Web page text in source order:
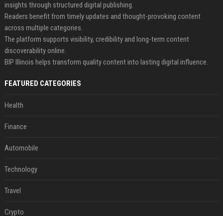
insights through structured digital publishing.
Readers benefit from timely updates and thought-provoking content
across multiple categories.
The platform supports visibility, credibility and long-term content
discoverability online.
BIP Illinois helps transform quality content into lasting digital influence.
FEATURED CATEGORIES
Health
Finance
Automobile
Technology
Travel
Crypto